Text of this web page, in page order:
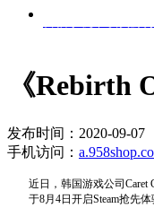
《Rebirth
发布时间：2020-
手机访问：
近日，韩国游戏公司Caret
于8月4日开启Steam抢先体